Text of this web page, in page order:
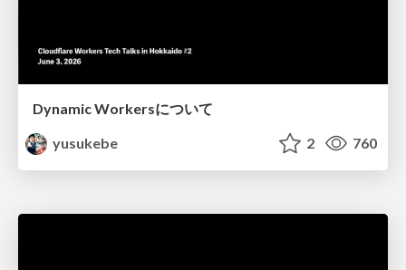
Dynamic Workersについて
yusukebe
2 760